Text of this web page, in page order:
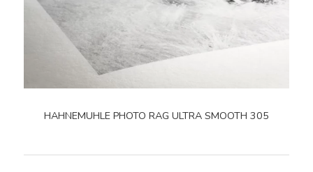
HAHNEMUHLE PHOTO RAG ULTRA SMOOTH 305